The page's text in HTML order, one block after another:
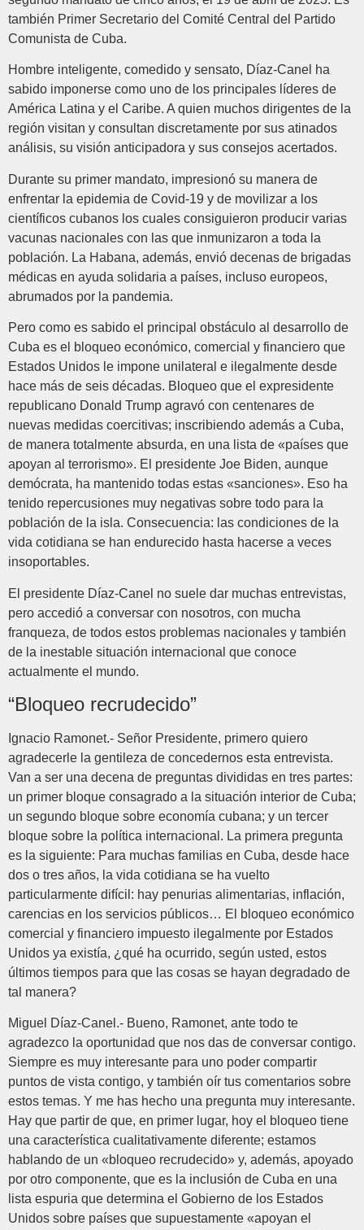
también Primer Secretario del Comité Central del Partido
Comunista de Cuba.
Hombre inteligente, comedido y sensato, Díaz-Canel ha
sabido imponerse como uno de los principales líderes de
América Latina y el Caribe. A quien muchos dirigentes de la
región visitan y consultan discretamente por sus atinados
análisis, su visión anticipadora y sus consejos acertados.
Durante su primer mandato, impresionó su manera de
enfrentar la epidemia de Covid-19 y de movilizar a los
científicos cubanos los cuales consiguieron producir varias
vacunas nacionales con las que inmunizaron a toda la
población. La Habana, además, envió decenas de brigadas
médicas en ayuda solidaria a países, incluso europeos,
abrumados por la pandemia.
Pero como es sabido el principal obstáculo al desarrollo de
Cuba es el bloqueo económico, comercial y financiero que
Estados Unidos le impone unilateral e ilegalmente desde
hace más de seis décadas. Bloqueo que el expresidente
republicano Donald Trump agravó con centenares de
nuevas medidas coercitivas; inscribiendo además a Cuba,
de manera totalmente absurda, en una lista de «países que
apoyan al terrorismo». El presidente Joe Biden, aunque
demócrata, ha mantenido todas estas «sanciones». Eso ha
tenido repercusiones muy negativas sobre todo para la
población de la isla. Consecuencia: las condiciones de la
vida cotidiana se han endurecido hasta hacerse a veces
insoportables.
El presidente Díaz-Canel no suele dar muchas entrevistas,
pero accedió a conversar con nosotros, con mucha
franqueza, de todos estos problemas nacionales y también
de la inestable situación internacional que conoce
actualmente el mundo.
“Bloqueo recrudecido”
Ignacio Ramonet.- Señor Presidente, primero quiero
agradecerle la gentileza de concedernos esta entrevista.
Van a ser una decena de preguntas divididas en tres partes:
un primer bloque consagrado a la situación interior de Cuba;
un segundo bloque sobre economía cubana; y un tercer
bloque sobre la política internacional. La primera pregunta
es la siguiente: Para muchas familias en Cuba, desde hace
dos o tres años, la vida cotidiana se ha vuelto
particularmente difícil: hay penurias alimentarias, inflación,
carencias en los servicios públicos… El bloqueo económico
comercial y financiero impuesto ilegalmente por Estados
Unidos ya existía, ¿qué ha ocurrido, según usted, estos
últimos tiempos para que las cosas se hayan degradado de
tal manera?
Miguel Díaz-Canel.- Bueno, Ramonet, ante todo te
agradezco la oportunidad que nos das de conversar contigo.
Siempre es muy interesante para uno poder compartir
puntos de vista contigo, y también oír tus comentarios sobre
estos temas. Y me has hecho una pregunta muy interesante.
Hay que partir de que, en primer lugar, hoy el bloqueo tiene
una característica cualitativamente diferente; estamos
hablando de un «bloqueo recrudecido» y, además, apoyado
por otro componente, que es la inclusión de Cuba en una
lista espuria que determina el Gobierno de los Estados
Unidos sobre países que supuestamente «apoyan el